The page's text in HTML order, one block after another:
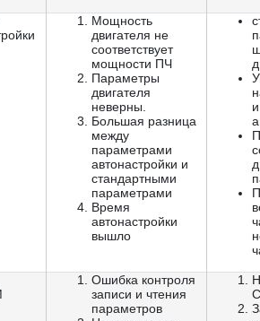
Мощность
двигателя не
соответствует
мощности ПЧ
Параметры
двигателя
неверны.
Большая разница
между
параметрами
автонастройки и
стандартными
параметрами
Время
автонастройки
вышло
Ошибка контроля
записи и чтения
параметров